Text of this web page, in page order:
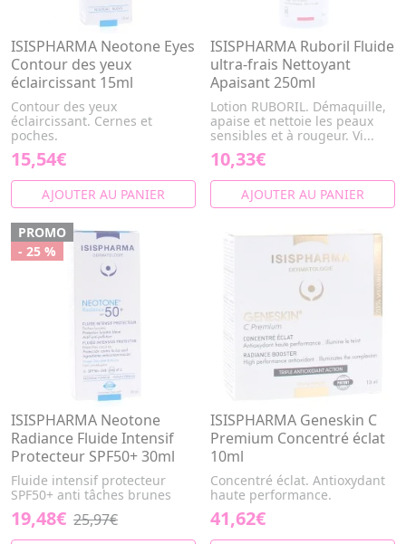
ISISPHARMA Neotone Eyes
Contour des yeux
éclaircissant 15ml
Contour des yeux
éclaircissant. Cernes et
poches.
15,54€
AJOUTER AU PANIER
ISISPHARMA Ruboril Fluide
ultra-frais Nettoyant
Apaisant 250ml
Lotion RUBORIL. Démaquille,
apaise et nettoie les peaux
sensibles et à rougeur. Vi...
10,33€
AJOUTER AU PANIER
PROMO
- 25 %
ISISPHARMA Neotone
Radiance Fluide Intensif
Protecteur SPF50+ 30ml
Fluide intensif protecteur
SPF50+ anti tâches brunes
19,48€ 25,97€
ISISPHARMA Geneskin C
Premium Concentré éclat
10ml
Concentré éclat. Antioxydant
haute performance.
41,62€